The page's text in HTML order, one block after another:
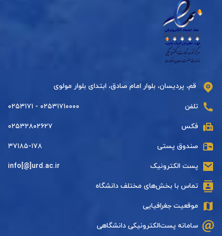
قم، پردیسان، بلوار امام صادق، ابتدای بلوار مولوی
تلفن ۰۲۵۳۱۷۱۰۰۰۰ - ۰۲۵۳۱۷۱
فکس ۰۲۵۳۲۸۰۲۶۲۷
صندوق پستی ۳۷۱۸۵-۱۷۸
پست الکترونیک info[@]urd.ac.ir
تماس با بخش‌های مختلف دانشگاه
موقعیت جغرافیایی
سامانه پست‌الکترونیکی دانشگاهی